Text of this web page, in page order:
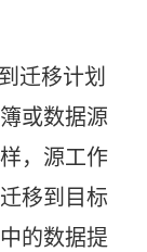
迁移计划
或数据源
，源工作
移到目标
的数据提